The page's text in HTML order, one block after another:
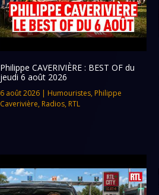
Philippe CAVERIVIÈRE : BEST OF du
jeudi 6 août 2026
6 août 2026| Humouristes, Philippe
Caverivière, Radios, RTL